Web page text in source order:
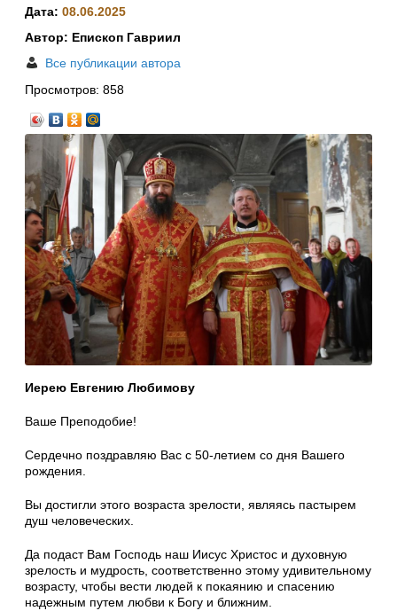
Дата: 08.06.2025
Автор: Епископ Гавриил
Все публикации автора
Просмотров: 858
Иерею Евгению Любимову
Ваше Преподобие!
Сердечно поздравляю Вас с 50-летием со дня Вашего
рождения.
Вы достигли этого возраста зрелости, являясь пастырем
душ человеческих.
Да подаст Вам Господь наш Иисус Христос и духовную
зрелость и мудрость, соответственно этому удивительному
возрасту, чтобы вести людей к покаянию и спасению
надежным путем любви к Богу и ближним.